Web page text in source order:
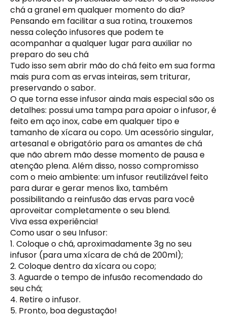
chá a granel em qualquer momento do dia?
Pensando em facilitar a sua rotina, trouxemos
nessa coleção infusores que podem te
acompanhar a qualquer lugar para auxiliar no
preparo do seu chá
Tudo isso sem abrir mão do chá feito em sua forma
mais pura com as ervas inteiras, sem triturar,
preservando o sabor.
O que torna esse infusor ainda mais especial são os
detalhes: possui uma tampa para apoiar o infusor, é
feito em aço inox, cabe em qualquer tipo e
tamanho de xícara ou copo. Um acessório singular,
artesanal e obrigatório para os amantes de chá
que não abrem mão desse momento de pausa e
atenção plena. Além disso, nosso compromisso
com o meio ambiente: um infusor reutilizável feito
para durar e gerar menos lixo, também
possibilitando a reinfusão das ervas para você
aproveitar completamente o seu blend.
Viva essa experiência!
Como usar o seu Infusor:
1. Coloque o chá, aproximadamente 3g no seu
infusor (para uma xícara de chá de 200ml);
2. Coloque dentro da xícara ou copo;
3. Aguarde o tempo de infusão recomendado do
seu chá;
4. Retire o infusor.
5. Pronto, boa degustação!